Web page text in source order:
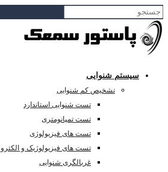
سیستم شنوایی
تشخیص کم شنوایی
تست شنوایی استاندارد
تست تمپانومتری
تست های فیزیولوژی
تست های فیزیولوژیک و
غربالگری شنوایی